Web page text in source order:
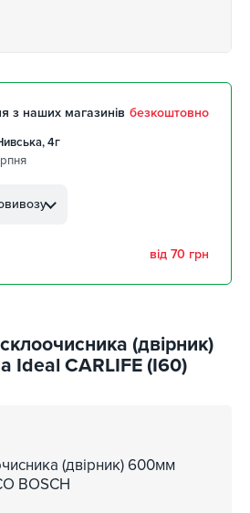
з наших магазинів безкоштовно
4г
8а
авторинок
від 70 грн
(двірник)
Ideal CARLIFE (I60)
(двірник) 600мм
BOSCH